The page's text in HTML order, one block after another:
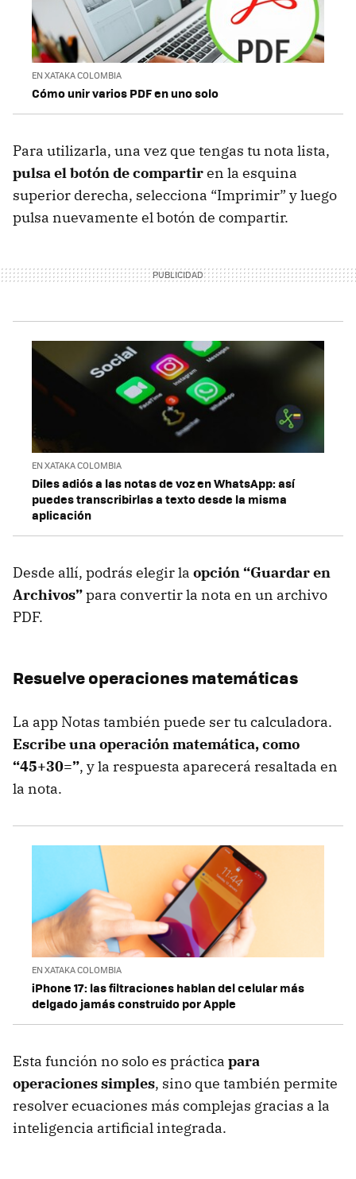
EN XATAKA COLOMBIA
Cómo unir varios PDF en uno solo
Para utilizarla, una vez que tengas tu nota lista,
pulsa el botón de compartiren la esquina
superior derecha, selecciona “Imprimir” y luego
pulsa nuevamente el botón de compartir.
EN XATAKA COLOMBIA
Diles adiós a las notas de voz en WhatsApp: así
puedes transcribirlas a texto desde la misma
aplicación
Desde allí, podrás elegir la opción “Guardar en
Archivos”para convertir la nota en un archivo
PDF.
Resuelve operaciones matemáticas
La app Notas también puede ser tu calculadora.
Escribe una operación matemática, como
“45+30=”, y la respuesta aparecerá resaltada en
la nota.
EN XATAKA COLOMBIA
iPhone 17: las filtraciones hablan del celular más
delgado jamás construido por Apple
Esta función no solo es práctica para
operaciones simples, sino que también permite
resolver ecuaciones más complejas gracias a la
inteligencia artificial integrada.